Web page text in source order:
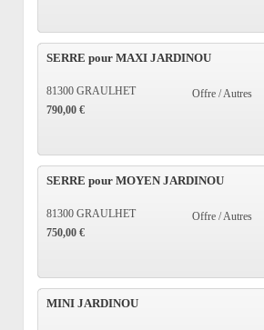
SERRE pour MAXI JARDINOU
81300 GRAULHET
790,00 €
Offre / Autres
SERRE pour MOYEN JARDINOU
81300 GRAULHET
750,00 €
Offre / Autres
MINI JARDINOU